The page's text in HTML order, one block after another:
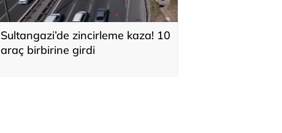
Sultangazi’de zincirleme kaza! 10
araç birbirine girdi